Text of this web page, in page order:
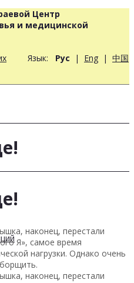
Центр
и медицинской
Язык: Рус | Eng | 中国
наконец, перестали
Я», самое время
нагрузки. Однако очень
наконец, перестали